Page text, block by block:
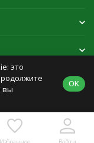
это
вы
OK